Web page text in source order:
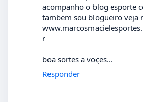
acompanho o blog esporte
tambem sou blogueiro veja
r
boa sortes a voçes...
Responder